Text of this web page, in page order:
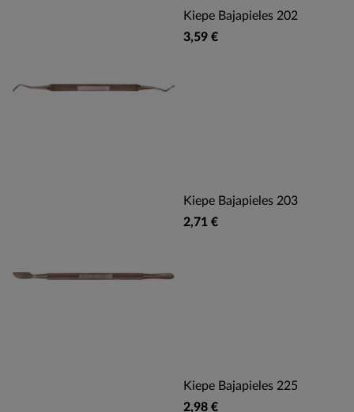
Kiepe Bajapieles 202
3,59 €
Kiepe Bajapieles 203
2,71 €
Kiepe Bajapieles 225
2,98 €